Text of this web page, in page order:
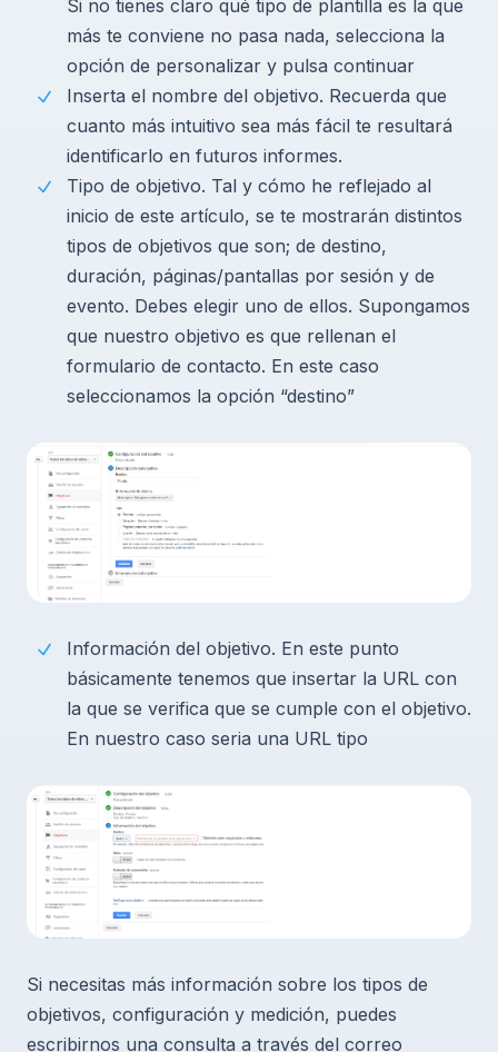
Si no tienes claro qué tipo de plantilla es la que
más te conviene no pasa nada, selecciona la
opción de personalizar y pulsa continuar
Inserta el nombre del objetivo. Recuerda que
cuanto más intuitivo sea más fácil te resultará
identificarlo en futuros informes.
Tipo de objetivo. Tal y cómo he reflejado al
inicio de este artículo, se te mostrarán distintos
tipos de objetivos que son; de destino,
duración, páginas/pantallas por sesión y de
evento. Debes elegir uno de ellos. Supongamos
que nuestro objetivo es que rellenan el
formulario de contacto. En este caso
seleccionamos la opción “destino”
Información del objetivo. En este punto
básicamente tenemos que insertar la URL con
la que se verifica que se cumple con el objetivo.
En nuestro caso seria una URL tipo
Si necesitas más información sobre los tipos de
objetivos, configuración y medición, puedes
escribirnos una consulta a través del correo